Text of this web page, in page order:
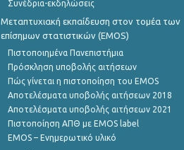
Συνέδρια-εκδηλώσεις
Μεταπτυχιακή εκπαίδευση στον τομέα των
επίσημων στατιστικών (EMOS)
Πιστοποιημένα Πανεπιστήμια
Πρόσκληση υποβολής αιτήσεων
Πώς γίνεται η πιστοποίηση του EMOS
Αποτελέσματα υποβολής αιτήσεων 2018
Αποτελέσματα υποβολής αιτήσεων 2021
Πιστοποίηση ΑΠΘ με EMOS label
EMOS – Ενημερωτικό υλικό